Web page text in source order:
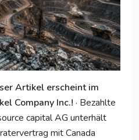
Artikel erscheint im
Company Inc.! · Bezahlte
capital AG unterhält
mit Canada